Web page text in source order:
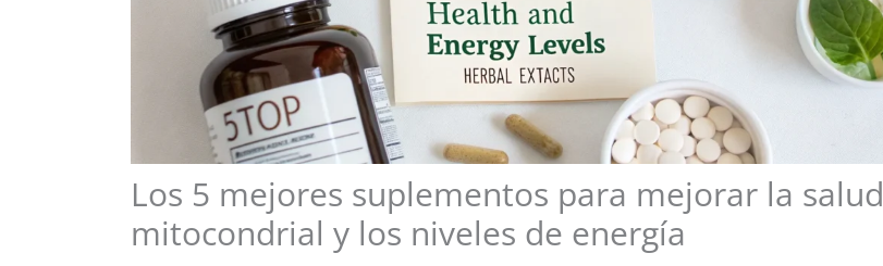
Los 5 mejores suplementos para mejorar la salud
mitocondrial y los niveles de energía